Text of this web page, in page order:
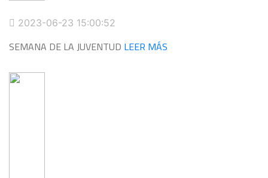
2023-06-23 15:00:52
SEMANA DE LA JUVENTUD LEER MÁS